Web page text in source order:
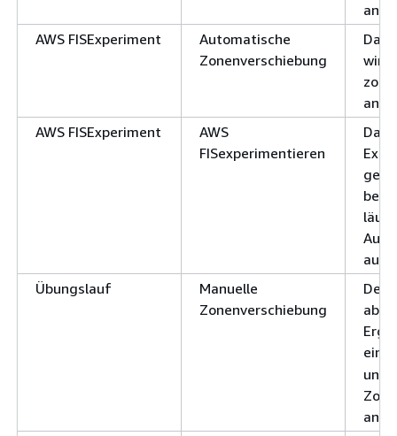
AWS FISExperiment
Automatische
Zonenverschiebung
Das
wird
AWS FISExperiment
AWS
FISexperimentieren
Das
Übungslauf
Manuelle
Zonenverschiebung
Der
und